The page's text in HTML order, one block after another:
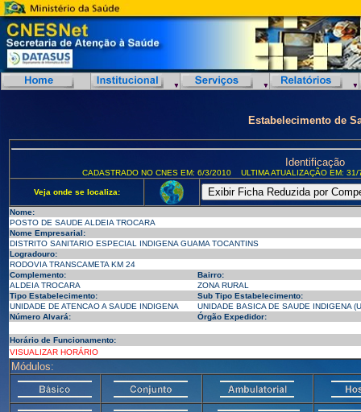
Estabelecimento de
Identificação
CADASTRADO NO CNES EM: 6/3/2010 ULTIMA ATUALIZAÇÃO EM:
Veja onde se localiza:
Nome:
POSTO DE SAUDE ALDEIA TROCARA
Nome Empresarial:
DISTRITO SANITARIO ESPECIAL INDIGENA GUAMA TOCANTINS
Logradouro:
RODOVIA TRANSCAMETA KM 24
Complemento:
Bairro:
ALDEIA TROCARA
ZONA RURAL
Tipo Estabelecimento:
Sub Tipo Estabelecimento:
UNIDADE DE ATENCAO A SAUDE INDIGENA
UNIDADE BASICA DE SAUDE INDIGENA
Número Alvará:
Órgão Expedidor:
Horário de Funcionamento:
VISUALIZAR HORÁRIO
Módulos: